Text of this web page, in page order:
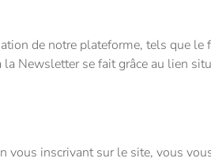
de notre plateforme, tels que le
Newsletter se fait grâce au lien
inscrivant sur le site, vous